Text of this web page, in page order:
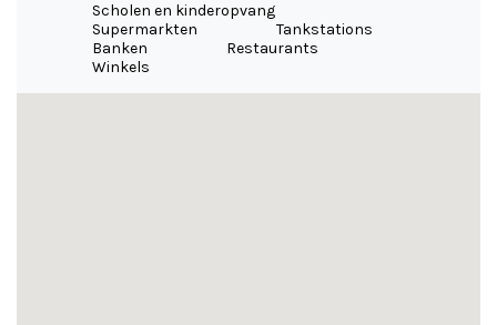
Scholen en kinderopvang
Supermarkten
Tankstations
Banken
Restaurants
Winkels